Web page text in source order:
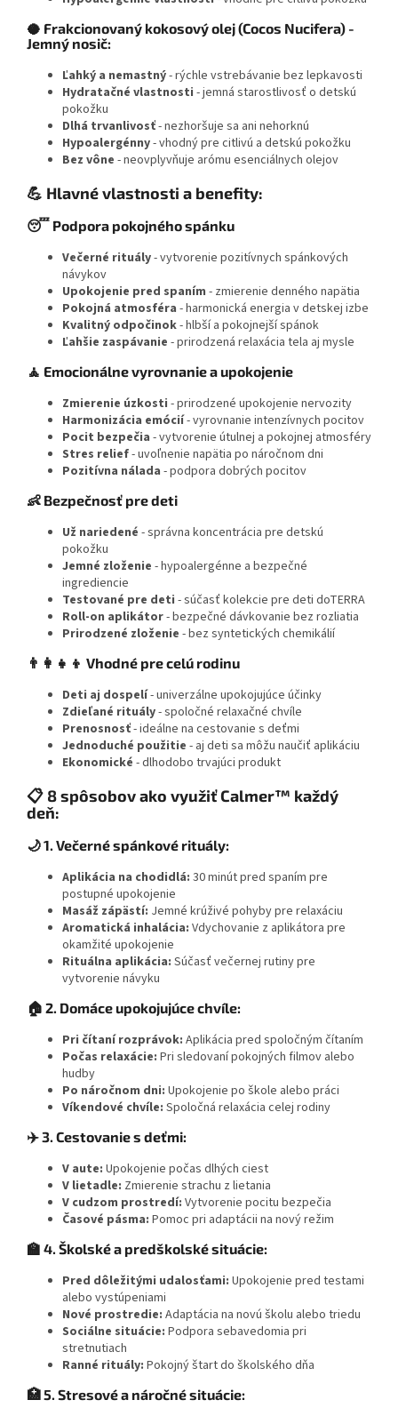
🥥 Frakcionovaný kokosový olej (Cocos Nucifera) -
Jemný nosič:
Ľahký a nemastný- rýchle vstrebávanie bez lepkavosti
Hydratačné vlastnosti - jemná starostlivosť o detskú
pokožku
Dlhá trvanlivosť- nezhoršuje sa ani nehorknú
Hypoalergénny- vhodný pre citlivú a detskú pokožku
Bez vône - neovplyvňuje arómu esenciálnych olejov
💪 Hlavné vlastnosti a benefity:
😴 Podpora pokojného spánku
Večerné rituály- vytvorenie pozitívnych spánkových
návykov
Upokojenie pred spaním - zmierenie denného napätia
Pokojná atmosféra - harmonická energia v detskej izbe
Kvalitný odpočinok- hlbší a pokojnejší spánok
Ľahšie zaspávanie - prirodzená relaxácia tela aj mysle
🧘 Emocionálne vyrovnanie a upokojenie
Zmierenie úzkosti - prirodzené upokojenie nervozity
Harmonizácia emócií- vyrovnanie intenzívnych pocitov
Pocit bezpečia - vytvorenie útulnej a pokojnej atmosféry
Stres relief- uvoľnenie napätia po náročnom dni
Pozitívna nálada - podpora dobrých pocitov
👶 Bezpečnosť pre deti
Už nariedené - správna koncentrácia pre detskú
pokožku
Jemné zloženie - hypoalergénne a bezpečné
ingrediencie
Testované pre deti - súčasť kolekcie pre deti doTERRA
Roll-on aplikátor- bezpečné dávkovanie bez rozliatia
Prirodzené zloženie - bez syntetických chemikálií
👨‍👩‍👧‍👦 Vhodné pre celú rodinu
Deti aj dospelí- univerzálne upokojujúce účinky
Zdieľané rituály- spoločné relaxačné chvíle
Prenosnosť- ideálne na cestovanie s deťmi
Jednoduché použitie - aj deti sa môžu naučiť aplikáciu
Ekonomické - dlhodobo trvajúci produkt
📋 8 spôsobov ako využiť Calmer™ každý
deň:
🌙 1. Večerné spánkové rituály:
Aplikácia na chodidlá: 30 minút pred spaním pre
postupné upokojenie
Masáž zápästí: Jemné krúživé pohyby pre relaxáciu
Aromatická inhalácia: Vdychovanie z aplikátora pre
okamžité upokojenie
Rituálna aplikácia: Súčasť večernej rutiny pre
vytvorenie návyku
🏠 2. Domáce upokojujúce chvíle:
Pri čítaní rozprávok: Aplikácia pred spoločným čítaním
Počas relaxácie: Pri sledovaní pokojných filmov alebo
hudby
Po náročnom dni: Upokojenie po škole alebo práci
Víkendové chvíle: Spoločná relaxácia celej rodiny
✈️ 3. Cestovanie s deťmi:
V aute: Upokojenie počas dlhých ciest
V lietadle: Zmierenie strachu z lietania
V cudzom prostredí: Vytvorenie pocitu bezpečia
Časové pásma: Pomoc pri adaptácii na nový režim
🏫 4. Školské a predškolské situácie:
Pred dôležitými udalosťami: Upokojenie pred testami
alebo vystúpeniami
Nové prostredie: Adaptácia na novú školu alebo triedu
Sociálne situácie: Podpora sebavedomia pri
stretnutiach
Ranné rituály: Pokojný štart do školského dňa
🏥 5. Stresové a náročné situácie: